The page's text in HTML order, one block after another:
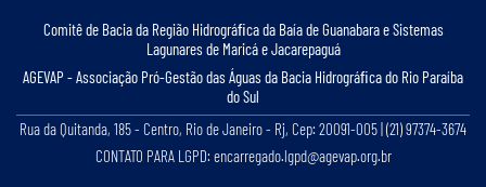
Comitê de Bacia da Região Hidrográﬁca da Baía de Guanabara e Sistemas
Lagunares de Maricá e Jacarepaguá
AGEVAP - Associação Pró-Gestão das Águas da Bacia Hidrográﬁca do Rio Paraíba
do Sul
Rua da Quitanda, 185 - Centro, Rio de Janeiro - Rj, Cep: 20091-005 | (21) 97374-3674
CONTATO PARA LGPD: encarregado.lgpd@agevap.org.br